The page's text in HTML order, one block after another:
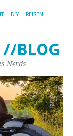
IT DIY REISEN
//BLOG
Nerds